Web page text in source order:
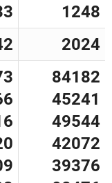
1248
2024
84182
45241
49544
42072
39376